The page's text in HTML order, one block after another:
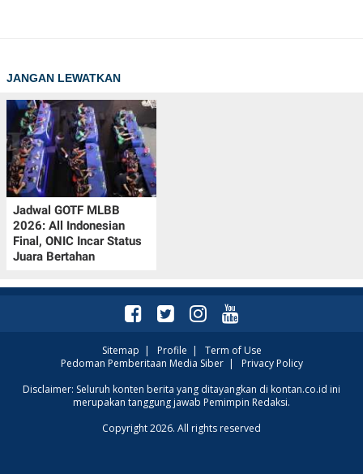
JANGAN LEWATKAN
Jadwal GOTF MLBB
2026: All Indonesian
Final, ONIC Incar Status
Juara Bertahan
Sitemap | Profile | Term of Use
Pedoman Pemberitaan Media Siber| Privacy Policy
Disclaimer: Seluruh konten berita yang ditayangkan di kontan.co.id ini
merupakan tanggung jawab Pemimpin Redaksi.
Copyright 2026. All rights reserved